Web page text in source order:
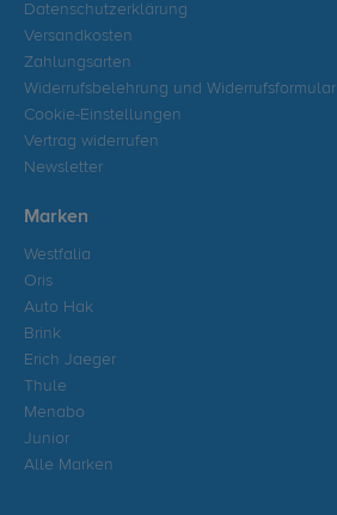
Datenschutzerklärung
Versandkosten
Zahlungsarten
Widerrufsbelehrung und Widerrufsformular
Cookie-Einstellungen
Vertrag widerrufen
Newsletter
Marken
Westfalia
Oris
Auto Hak
Brink
Erich Jaeger
Thule
Menabo
Junior
Alle Marken